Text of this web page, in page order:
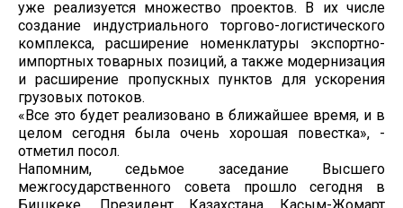
уже реализуется множество проектов. В их числе
создание индустриального торгово-логистического
комплекса, расширение номенклатуры экспортно-
импортных товарных позиций, а также модернизация
и расширение пропускных пунктов для ускорения
грузовых потоков.
«Все это будет реализовано в ближайшее время, и в
целом сегодня была очень хорошая повестка», -
отметил посол.
Напомним, седьмое заседание Высшего
межгосударственного совета прошло сегодня в